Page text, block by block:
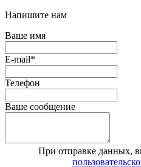
Напишите нам
Ваше имя
E-mail*
Телефон
Ваше сообщение
При отправке данных,